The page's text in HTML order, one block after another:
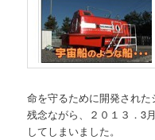
命を守るために開発された
残念ながら、２０１３．3
してしまいました。